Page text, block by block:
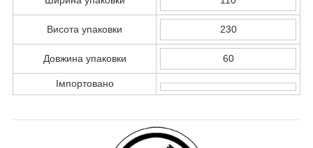
Висота упаковки 230
Довжина упаковки 60
Імпортовано